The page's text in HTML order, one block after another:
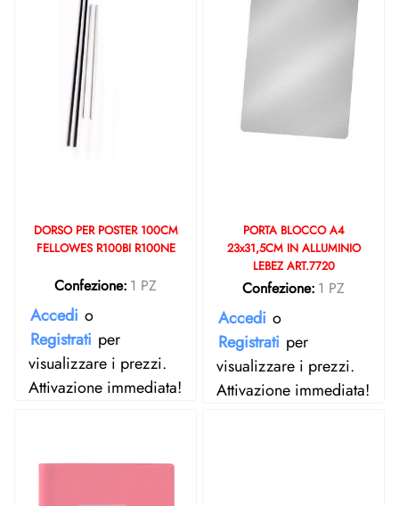
DORSO PER POSTER 100CM
FELLOWES R100BI R100NE
Confezione: 1 PZ
Accedi o
Registrati per
visualizzare i prezzi.
Attivazione immediata!
PORTA BLOCCO A4
23x31,5CM IN ALLUMINIO
LEBEZ ART.7720
Confezione: 1 PZ
Accedi o
Registrati per
visualizzare i prezzi.
Attivazione immediata!